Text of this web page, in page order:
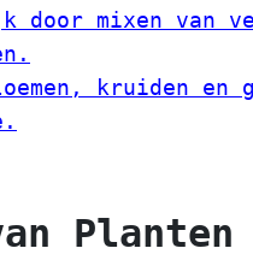
door mixen van
kruiden en